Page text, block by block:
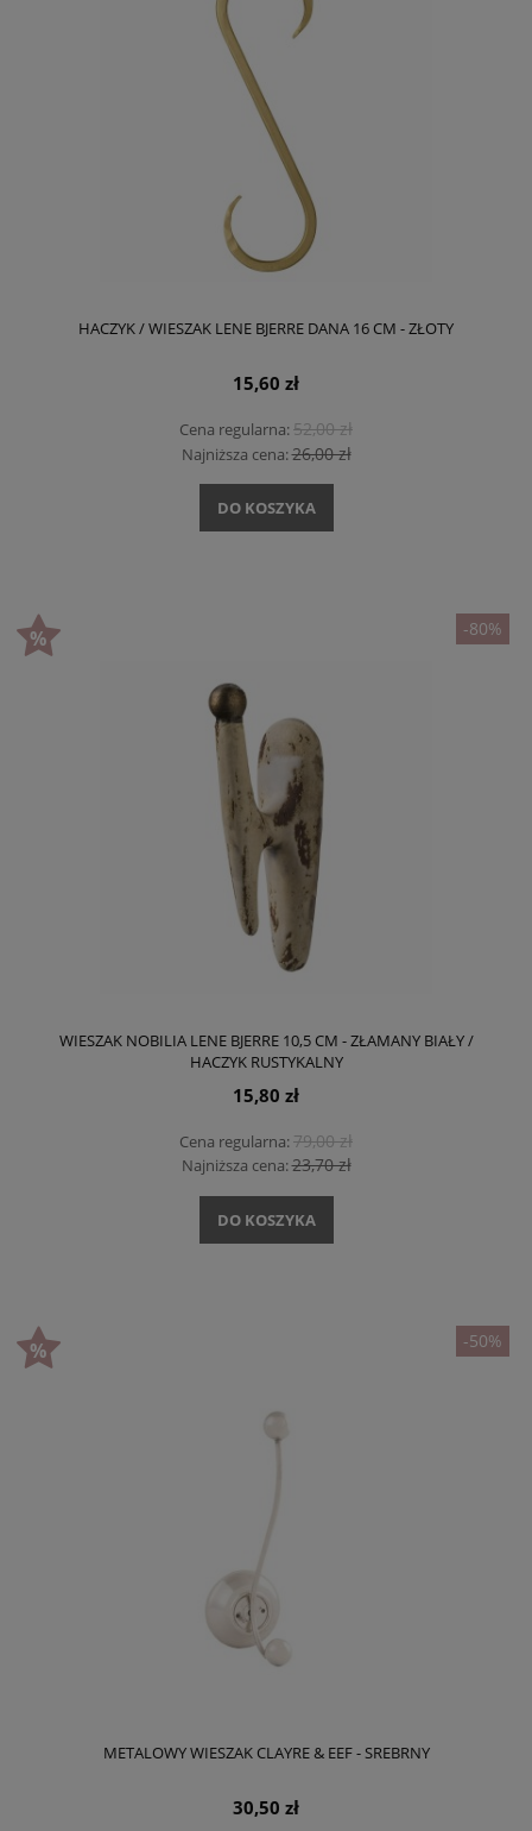
HACZYK / WIESZAK LENE BJERRE DANA 16 CM - ZŁOTY
15,60 zł
Cena regularna:52,00 zł
Najniższa cena:26,00 zł
DO KOSZYKA
WIESZAK NOBILIA LENE BJERRE 10,5 CM - ZŁAMANY BIAŁY /
HACZYK RUSTYKALNY
15,80 zł
Cena regularna:79,00 zł
Najniższa cena:23,70 zł
DO KOSZYKA
-80%
METALOWY WIESZAK CLAYRE & EEF - SREBRNY
30,50 zł
-50%